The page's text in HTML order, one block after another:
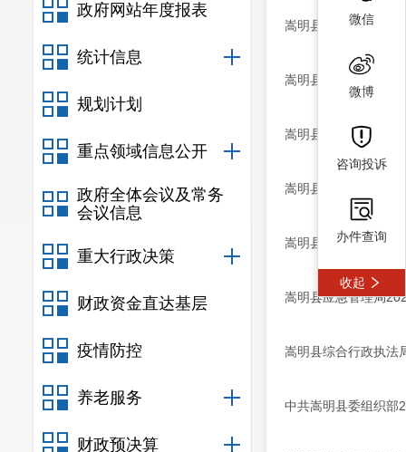
政府网站年度报表
统计信息
规划计划
重点领域信息公开
政府全体会议及常务
会议信息
重大行政决策
财政资金直达基层
疫情防控
养老服务
财政预决算
嵩明县公共就业和人
嵩明县农业农村局
嵩明县机关事务服务
嵩明县融媒体中心
嵩明县环卫服务中心
嵩明县应急管理局
嵩明县综合行政执法
中共嵩明县委组织部
微信
微博
咨询投诉
办件查询
收起